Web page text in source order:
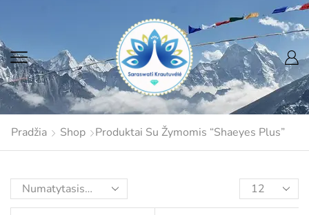
Pradžia Shop Produktai Su Žymomis “Shaeyes Plus”